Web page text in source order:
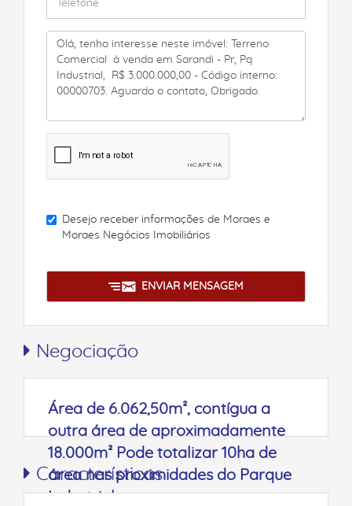
Desejo receber informações de Moraes e
Moraes Negócios Imobiliários
ENVIAR MENSAGEM
Negociação
Área de 6.062,50m², contígua a
outra área de aproximadamente
18.000m² Pode totalizar 10ha de
área nas proximidades do Parque
Industrial
Características